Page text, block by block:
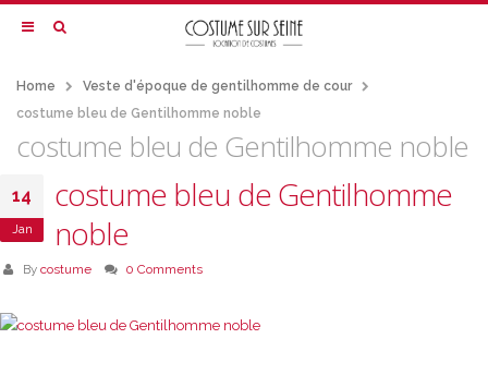
Home
Veste d'époque de gentilhomme de cour
costume bleu de Gentilhomme noble
costume bleu de Gentilhomme noble
14
Jan
costume bleu de Gentilhomme
noble
By costume 0 Comments